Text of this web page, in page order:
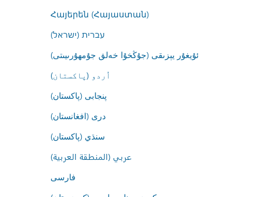
Հայերեն (Հայաստան)
עברית (ישראל)
ئۇيغۇر يېزىقى (جۇڭخۇا خەلق جۇمھۇرىيىتى)
اُردو (پاکستان)
پنجابی (پاکستان)
درى (افغانستان)
سنڌي (پاکستان)
عربي (المنطقة العربية)
فارسى